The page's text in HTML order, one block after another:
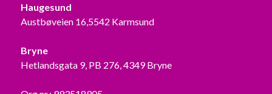
Haugesund
Austbøveien 16,5542 Karmsund
Bryne
Hetlandsgata 9, PB 276, 4349 Bryne